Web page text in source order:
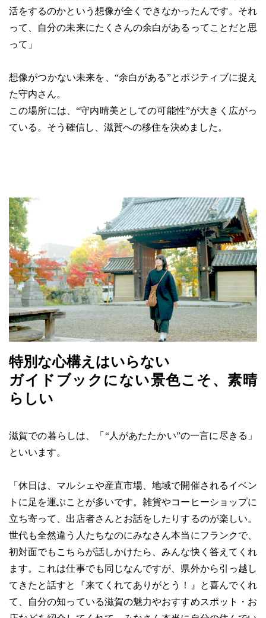
活をするのかという想像が全くできなかったんです。それ
って、自分の未来にたくさんの余白があるってことだと思
って」
想像がつかない未来を、“余白がある”とポジティブに捉え
た守内さん。
この場所には、“守内晴美としての可能性”が大きく広がっ
ている。そう確信し、滋賀への移住を決めました。
特別な心構えはいらない
ガイドブックにない景色こそ、素晴
らしい
滋賀での暮らしは、「“人があたたかい”の一言に尽きる」
といいます。
「休日は、マルシェや産直市場、地域で開催されるイベン
トに足を運ぶことが多いです。雑貨やコーヒーショップに
立ち寄って、出店者さんとお話をしたりするのが楽しい。
世代も全然違う人たちなのにみなさん本当にフランクで、
初対面でもこちらが話しかけたら、みんな快く答えてくれ
ます。これは仕事でも同じなんですが、県外から引っ越し
てきたと話すと『来てくれてありがとう！』と喜んでくれ
て、自分の知っている滋賀の魅力やおすすめスポット・お